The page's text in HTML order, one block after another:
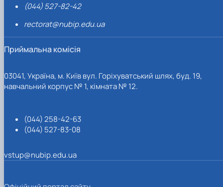
(044) 527-82-42
rectorat@nubip.edu.ua
Приймальна комісія
03041, Україна, м. Київ вул. Горіхуватський шлях, буд. 19,
навчальний корпус № 1, кімната № 12.
(044) 258-42-63
(044) 527-83-08
vstup@nubip.edu.ua